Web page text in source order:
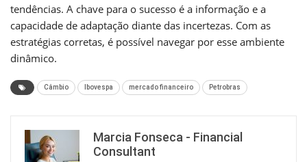
tendências. A chave para o sucesso é a informação e a
capacidade de adaptação diante das incertezas. Com as
estratégias corretas, é possível navegar por esse ambiente
dinâmico.
Câmbio Ibovespa mercado financeiro Petrobras
Marcia Fonseca - Financial
Consultant